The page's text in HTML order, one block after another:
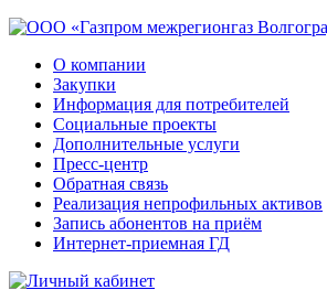
О компании
Закупки
Информация для потребителей
Социальные проекты
Дополнительные услуги
Пресс-центр
Обратная связь
Реализация непрофильных активов
Запись абонентов на приём
Интернет-приемная ГД